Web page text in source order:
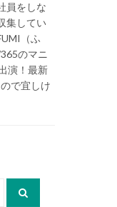
員をしな
集してい
（ふ
のマニ
演！最新
で宜しけ